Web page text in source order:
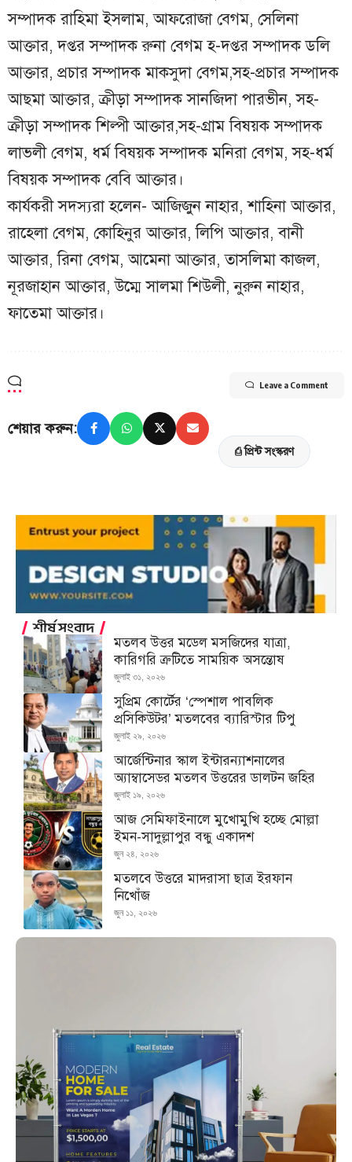
সম্পাদক রাহিমা ইসলাম, আফরোজা বেগম, সেলিনা
আক্তার, দপ্তর সম্পাদক রুনা বেগম হ-দপ্তর সম্পাদক ডলি
আক্তার, প্রচার সম্পাদক মাকসুদা বেগম,সহ-প্রচার সম্পাদক
আছমা আক্তার, ক্রীড়া সম্পাদক সানজিদা পারভীন, সহ-
ক্রীড়া সম্পাদক শিল্পী আক্তার,সহ-গ্রাম বিষয়ক সম্পাদক
লাভলী বেগম, ধর্ম বিষয়ক সম্পাদক মনিরা বেগম, সহ-ধর্ম
বিষয়ক সম্পাদক বেবি আক্তার।
কার্যকরী সদস্যরা হলেন- আজিজুন নাহার, শাহিনা আক্তার,
রাহেলা বেগম, কোহিনুর আক্তার, লিপি আক্তার, বানী
আক্তার, রিনা বেগম, আমেনা আক্তার, তাসলিমা কাজল,
নূরজাহান আক্তার, উম্মে সালমা শিউলী, নুরুন নাহার,
ফাতেমা আক্তার।
Leave a Comment
শেয়ার করুন:
⎙ প্রিন্ট সংস্করণ
শীর্ষ সংবাদ
মতলব উত্তর মডেল মসজিদের যাত্রা,
কারিগরি ত্রুটিতে সাময়িক অসন্তোষ
জুলাই ৩১, ২০২৬
সুপ্রিম কোর্টের ‘স্পেশাল পাবলিক
প্রসিকিউটর’ মতলবের ব্যারিস্টার টিপু
জুলাই ২৯, ২০২৬
আর্জেন্টিনার স্কাল ইন্টারন্যাশনালের
অ্যাম্বাসেডর মতলব উত্তরের ডালটন জহির
জুলাই ১৯, ২০২৬
আজ সেমিফাইনালে মুখোমুখি হচ্ছে মোল্লা
ইমন-সাদুল্লাপুর বন্ধু একাদশ
জুন ২৪, ২০২৬
মতলবে উত্তরে মাদরাসা ছাত্র ইরফান
নিখোঁজ
জুন ১১, ২০২৬